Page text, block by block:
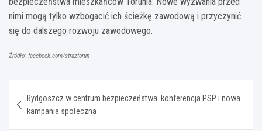
nimi mogą tylko wzbogacić ich ścieżkę zawodową i przyczynić
się do dalszego rozwoju zawodowego.
Źródło: facebook.com/straztorun
wpisu
Bydgoszcz w centrum bezpieczeństwa: konferencja PSP i nowa
kampania społeczna